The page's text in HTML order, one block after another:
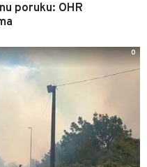
poruku: OHR
0